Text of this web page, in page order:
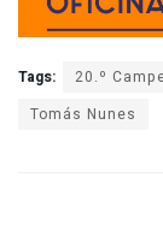
Tags: 20.º
Tomás Nunes